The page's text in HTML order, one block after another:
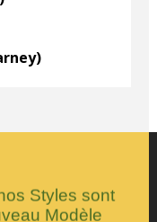
Styles sont
Modèle